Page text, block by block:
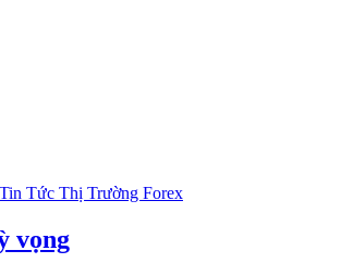
Tin Tức Thị Trường Forex
vọng